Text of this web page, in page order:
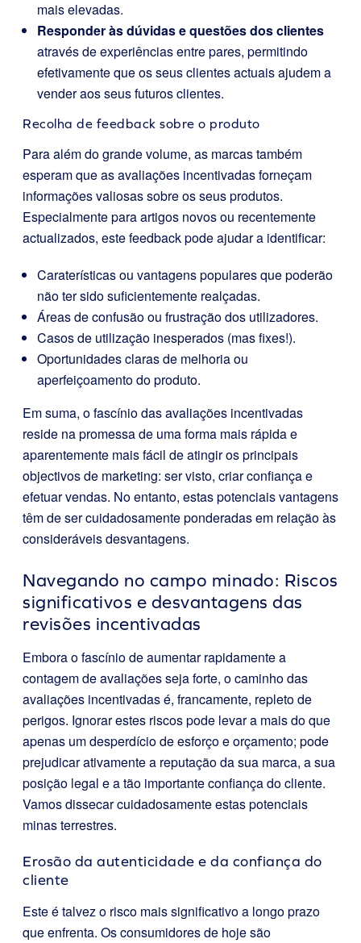
mais elevadas.
Responder às dúvidas e questões dos clientes
através de experiências entre pares, permitindo
efetivamente que os seus clientes actuais ajudem a
vender aos seus futuros clientes.
Recolha de feedback sobre o produto
Para além do grande volume, as marcas também
esperam que as avaliações incentivadas forneçam
informações valiosas sobre os seus produtos.
Especialmente para artigos novos ou recentemente
actualizados, este feedback pode ajudar a identificar:
Caraterísticas ou vantagens populares que poderão
não ter sido suficientemente realçadas.
Áreas de confusão ou frustração dos utilizadores.
Casos de utilização inesperados (mas fixes!).
Oportunidades claras de melhoria ou
aperfeiçoamento do produto.
Em suma, o fascínio das avaliações incentivadas
reside na promessa de uma forma mais rápida e
aparentemente mais fácil de atingir os principais
objectivos de marketing: ser visto, criar confiança e
efetuar vendas. No entanto, estas potenciais vantagens
têm de ser cuidadosamente ponderadas em relação às
consideráveis desvantagens.
Navegando no campo minado: Riscos
significativos e desvantagens das
revisões incentivadas
Embora o fascínio de aumentar rapidamente a
contagem de avaliações seja forte, o caminho das
avaliações incentivadas é, francamente, repleto de
perigos. Ignorar estes riscos pode levar a mais do que
apenas um desperdício de esforço e orçamento; pode
prejudicar ativamente a reputação da sua marca, a sua
posição legal e a tão importante confiança do cliente.
Vamos dissecar cuidadosamente estas potenciais
minas terrestres.
Erosão da autenticidade e da confiança do
cliente
Este é talvez o risco mais significativo a longo prazo
que enfrenta. Os consumidores de hoje são